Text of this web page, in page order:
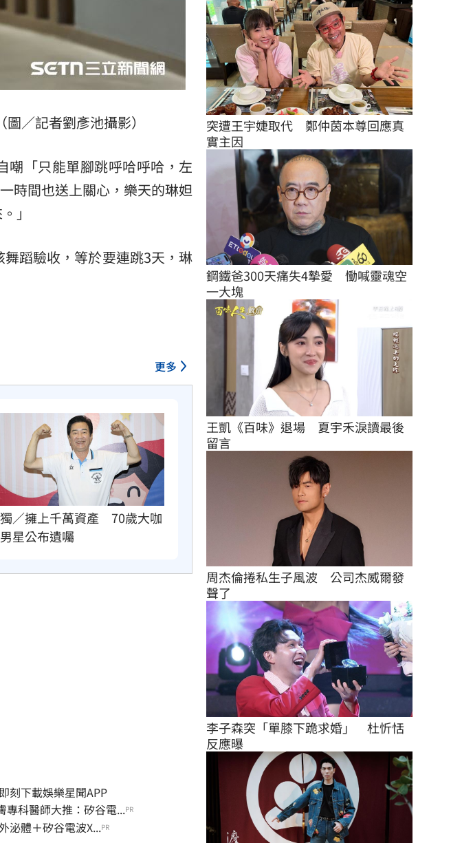
／記者劉彥池攝影）
嘲「只能單腳跳呼哈呼哈，左
時間也送上關心，樂天的琳妲
」
蹈驗收，等於要連跳3天，琳
更多
獨／擁上千萬資產　70歲大咖
男星公布遺囑
一手掌握明星動態 即刻下載娛樂星聞APP
專科醫師大推：矽谷電...PR
泌體＋矽谷電波X...PR
突遭王宇婕取代　鄭仲茵本尊回應真
實主因
鋼鐵爸300天痛失4摯愛　慟喊靈魂空
一大塊
王凱《百味》退場　夏宇禾淚讀最後
留言
周杰倫捲私生子風波　公司杰威爾發
聲了
李子森突「單膝下跪求婚」　杜忻恬
反應曝